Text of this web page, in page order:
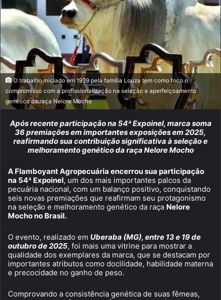
O trabalho iniciado em 1939 pela família Louza tem como foco o
compromisso com a profissionalização na seleção e aperfeiçoamento
genético da raça Nelore Mocho
Após recente participação na 54ª Expoinel, marca soma
36 premiações em importantes exposições em 2025,
reafirmando sua contribuição significativa à seleção e
melhoramento genético da raça Nelore Mocho
A Flamboyant Agropecuária encerrou sua participação
na 54ª Expoinel, um dos mais importantes palcos da
pecuária nacional, com um balanço positivo, conquistando
seis novas premiações que reafirmam seu protagonismo
na seleção e melhoramento genético da raça Nelore
Mocho no Brasil.
O evento, realizado em Uberaba (MG), entre 13 e 19 de
outubro de 2025, foi mais uma vitrine para mostrar a
qualidade dos exemplares da marca, que se destacam por
importantes atributos como docilidade, habilidade materna
e precocidade no ganho de peso.
Comprovando a consistência genética de suas fêmeas,